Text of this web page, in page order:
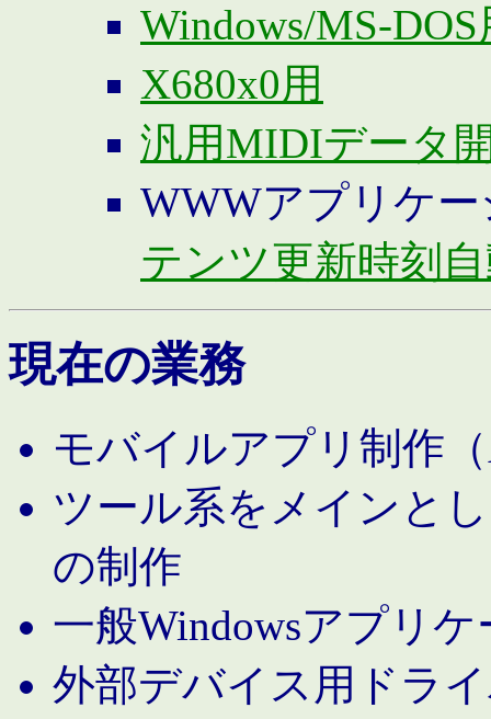
Windows/MS-DOS
X680x0用
汎用MIDIデータ
WWWアプリケ
テンツ更新時刻
現在の業務
モバイルアプリ制作
ツール系をメインと
の制作
一般Windowsアプリ
外部デバイス用ドラ